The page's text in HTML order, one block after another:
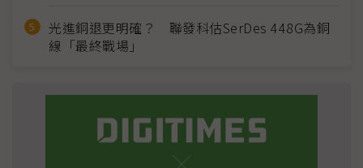
光進銅退更明確？ 聯發科估SerDes 448G為銅
線「最終戰場」